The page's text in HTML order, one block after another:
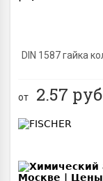
DIN 1587 гайка
от 2.57